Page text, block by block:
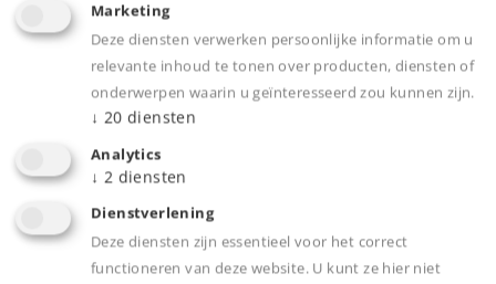
Digitale mfx-decoder - locomotief digitaal te
bedienen.
Met de hand op en neer te bewegen
stroomafnemer.
Product
Marketing
Deze diensten verwerken persoonlijke informatie om u
relevante inhoud te tonen over producten, diensten of
onderwerpen waarin u geïnteresseerd zou kunnen zijn.
↓ 20 diensten
Analytics
↓ 2 diensten
Dienstverlening
Deze diensten zijn essentieel voor het correct
functioneren van deze website. U kunt ze hier niet